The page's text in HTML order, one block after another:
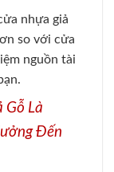
nhựa giả
so với cửa
nguồn tài
Gỗ Là
Đến